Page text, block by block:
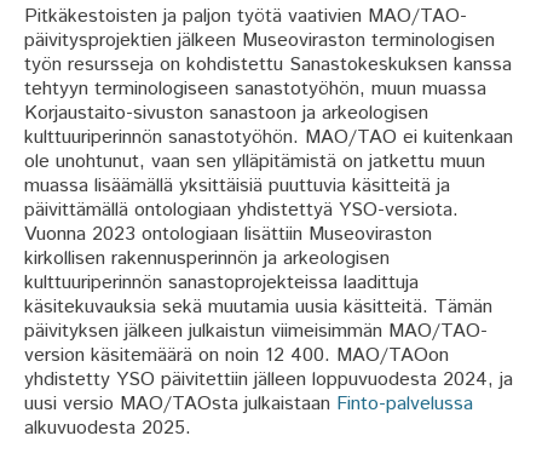
Pitkäkestoisten ja paljon työtä vaativien MAO/TAO-
päivitysprojektien jälkeen Museoviraston terminologisen
työn resursseja on kohdistettu Sanastokeskuksen kanssa
tehtyyn terminologiseen sanastotyöhön, muun muassa
Korjaustaito-sivuston sanastoon ja arkeologisen
kulttuuriperinnön sanastotyöhön. MAO/TAO ei kuitenkaan
ole unohtunut, vaan sen ylläpitämistä on jatkettu muun
muassa lisäämällä yksittäisiä puuttuvia käsitteitä ja
päivittämällä ontologiaan yhdistettyä YSO-versiota.
Vuonna 2023 ontologiaan lisättiin Museoviraston
kirkollisen rakennusperinnön ja arkeologisen
kulttuuriperinnön sanastoprojekteissa laadittuja
käsitekuvauksia sekä muutamia uusia käsitteitä. Tämän
päivityksen jälkeen julkaistun viimeisimmän MAO/TAO-
version käsitemäärä on noin 12 400. MAO/TAOon
yhdistetty YSO päivitettiin jälleen loppuvuodesta 2024, ja
uusi versio MAO/TAOsta julkaistaan Finto-palvelussa
alkuvuodesta 2025.